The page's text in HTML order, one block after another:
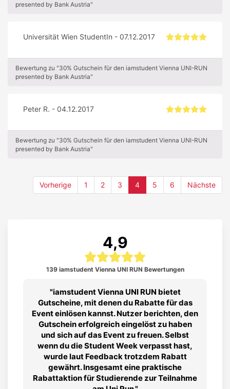
presented by Bank Austria"
Universität Wien StudentIn - 07.12.2017
Bewertung zu "30% Gutschein für den iamstudent Vienna UNI-RUN
presented by Bank Austria"
Peter R. - 04.12.2017
Bewertung zu "30% Gutschein für den iamstudent Vienna UNI-RUN
presented by Bank Austria"
Vorherige 1 2 3 4(current)
5 6 Nächste
4,9
139 iamstudent Vienna UNI RUN Bewertungen
iamstudent Vienna UNI RUN bietet
Gutscheine, mit denen du Rabatte für das
Event einlösen kannst. Nutzer berichten, den
Gutschein erfolgreich eingelöst zu haben
und sich auf das Event zu freuen. Selbst
wenn du die Student Week verpasst hast,
wurde laut Feedback trotzdem Rabatt
gewährt. Insgesamt eine praktische
Rabattaktion für Studierende zur Teilnahme